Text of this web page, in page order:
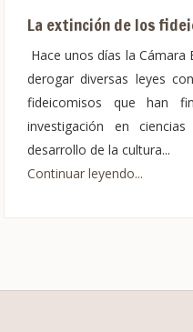
La extinción de los
Hace unos días la
derogar diversas leyes
fideicomisos que han
investigación en
desarrollo de la cultura...
Continuar leyendo...